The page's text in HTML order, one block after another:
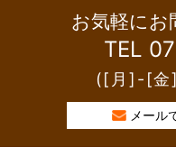
お気軽にお
TEL
([月]-[金
メール